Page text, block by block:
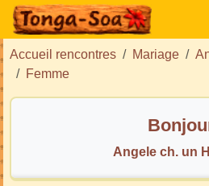
Accueil rencontres Mariage
Femme
Angele ch. un